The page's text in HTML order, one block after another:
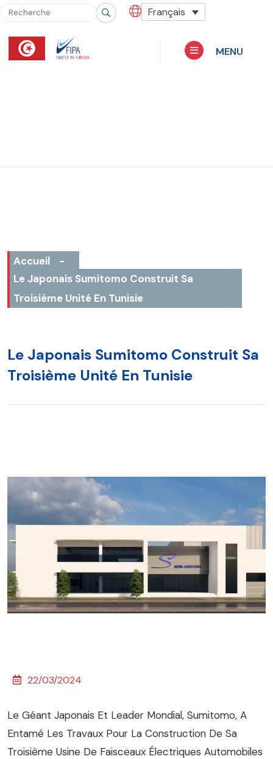
Français
MENU
Accueil
-
Le Japonais Sumitomo Construit Sa
Troisième Unité En Tunisie
Le Japonais Sumitomo Construit Sa
Troisième Unité En Tunisie
22/03/2024
Le Géant Japonais Et Leader Mondial, Sumitomo, A
Entamé Les Travaux Pour La Construction De Sa
Troisième Usine De Faisceaux Électriques Automobiles